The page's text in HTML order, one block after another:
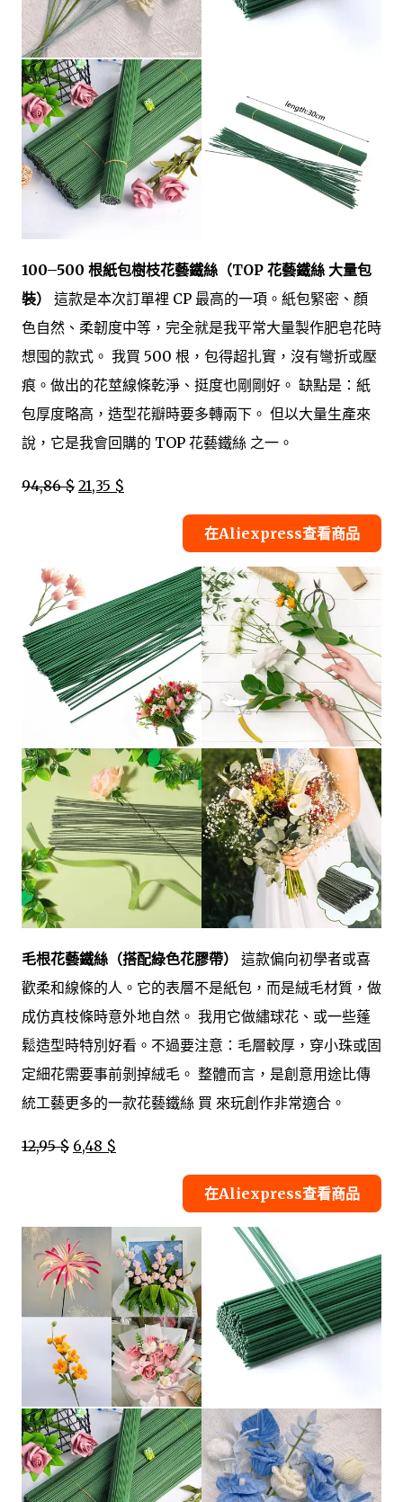
100–500 根紙包樹枝花藝鐵絲（TOP 花藝鐵絲 大量包
裝）
這款是本次訂單裡 CP 最高的一項。紙包緊密、顏
色自然、柔韌度中等，完全就是我平常大量製作肥皂花時
想囤的款式。 我買 500 根，包得超扎實，沒有彎折或壓
痕。做出的花莖線條乾淨、挺度也剛剛好。 缺點是：紙
包厚度略高，造型花瓣時要多轉兩下。 但以大量生產來
說，它是我會回購的 TOP 花藝鐵絲 之一。
94,86 $ 21,35 $
在Aliexpress查看商品
毛根花藝鐵絲（搭配綠色花膠帶）
這款偏向初學者或喜
歡柔和線條的人。它的表層不是紙包，而是絨毛材質，做
成仿真枝條時意外地自然。 我用它做繡球花、或一些蓬
鬆造型時特別好看。不過要注意：毛層較厚，穿小珠或固
定細花需要事前剝掉絨毛。 整體而言，是創意用途比傳
統工藝更多的一款花藝鐵絲 買 來玩創作非常適合。
12,95 $ 6,48 $
在Aliexpress查看商品